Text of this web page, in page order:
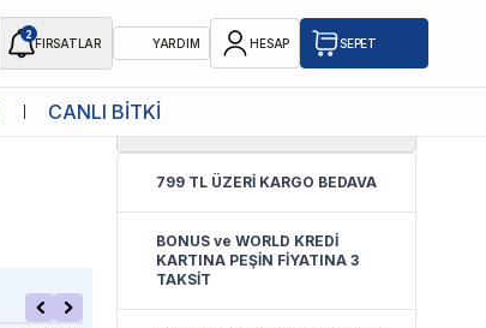
2
FIRSATLAR YARDIM HESAP SEPET
CANLI BİTKİ
4.9
799 TL ÜZERİ KARGO BEDAVA
BONUS ve WORLD KREDİ
KARTINA PEŞİN FİYATINA 3
TAKSİT